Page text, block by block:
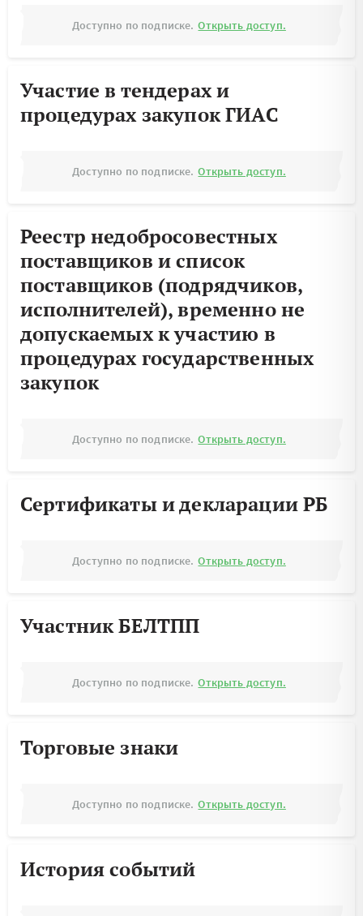
Доступно по подписке. Открыть доступ.
Участие в тендерах и
процедурах закупок ГИАС
Доступно по подписке. Открыть доступ.
Реестр недобросовестных
поставщиков и список
поставщиков (подрядчиков,
исполнителей), временно не
допускаемых к участию в
процедурах государственных
закупок
Доступно по подписке. Открыть доступ.
Сертификаты и декларации РБ
Доступно по подписке. Открыть доступ.
Участник БЕЛТПП
Доступно по подписке. Открыть доступ.
Торговые знаки
Доступно по подписке. Открыть доступ.
История событий